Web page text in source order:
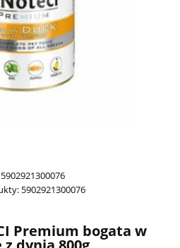
5902921300076
5902921300076
Premium bogata w